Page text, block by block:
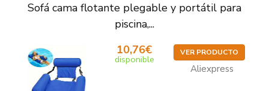
Sofá cama flotante plegable y portátil para
piscina,...
10,76€
disponible
VER PRODUCTO
Aliexpress